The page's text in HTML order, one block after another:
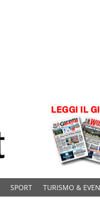
SPORT TURISMO &